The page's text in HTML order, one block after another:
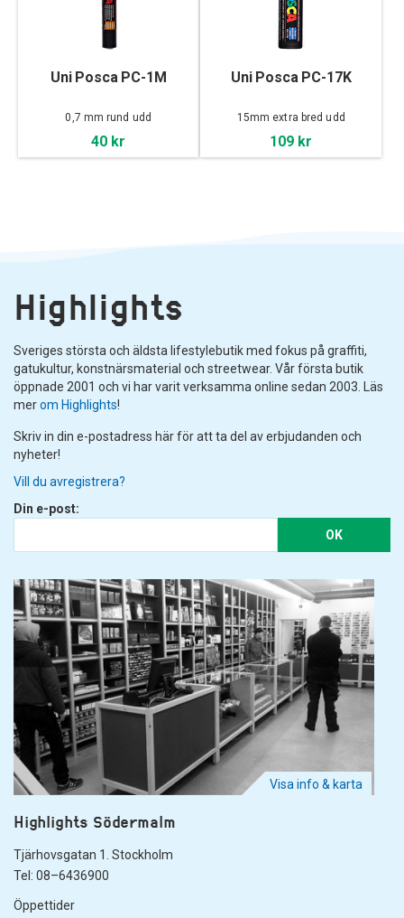
Uni Posca PC-1M
0,7 mm rund udd
40 kr
Uni Posca PC-17K
15mm extra bred udd
109 kr
Highlights
Sveriges största och äldsta lifestylebutik med fokus på graffiti,
gatukultur, konstnärsmaterial och streetwear. Vår första butik
öppnade 2001 och vi har varit verksamma online sedan 2003. Läs
merom Highlights!
Skriv in din e-postadress här för att ta del av erbjudanden och
nyheter!
Vill du avregistrera?
Din e-post:
OK
Visa info & karta
Highlights Södermalm
Tjärhovsgatan 1. Stockholm
Tel: 08–6436900
Öppettider